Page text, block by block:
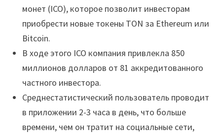
монет (ICO), которое позволит инвесторам
приобрести новые токены TON за Ethereum или
Bitcoin.
В ходе этого ICO компания привлекла 850
миллионов долларов от 81 аккредитованного
частного инвестора.
Среднестатистический пользователь проводит
в приложении 2-3 часа в день, что больше
времени, чем он тратит на социальные сети,